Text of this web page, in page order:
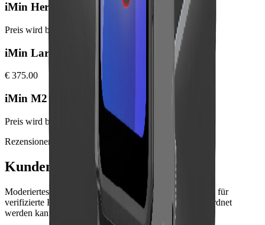
iMin Heron 1 mini
Preis wird beim Bestellabschluss angezeigt
iMin Lark 1
€ 375.00
iMin M2 Max
Preis wird beim Bestellabschluss angezeigt
Rezensionen
Kundennotizen
Moderiertes Produktfeedback von Kunden, mit Signalen für
verifizierte Käufe, wenn die Bestellhistorie sicher zugeordnet
werden kann.